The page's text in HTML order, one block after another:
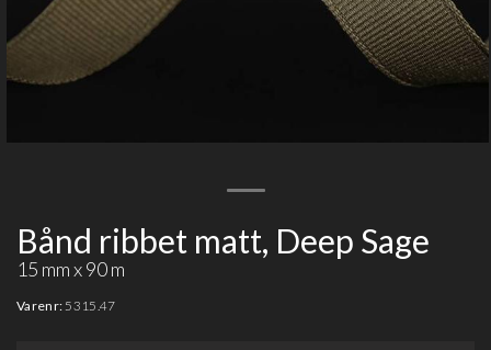
Bånd ribbet matt, Deep Sage
15 mm x 90 m
Varenr: 5315.47